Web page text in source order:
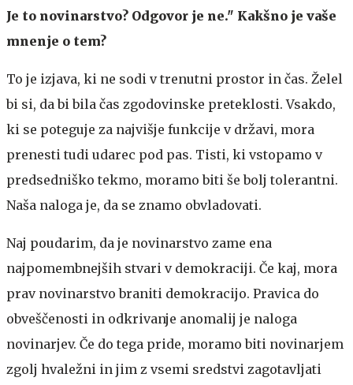
Je to novinarstvo? Odgovor je ne." Kakšno je vaše
mnenje o tem?
To je izjava, ki ne sodi v trenutni prostor in čas. Želel
bi si, da bi bila čas zgodovinske preteklosti. Vsakdo,
ki se poteguje za najvišje funkcije v državi, mora
prenesti tudi udarec pod pas. Tisti, ki vstopamo v
predsedniško tekmo, moramo biti še bolj tolerantni.
Naša naloga je, da se znamo obvladovati.
Naj poudarim, da je novinarstvo zame ena
najpomembnejših stvari v demokraciji. Če kaj, mora
prav novinarstvo braniti demokracijo. Pravica do
obveščenosti in odkrivanje anomalij je naloga
novinarjev. Če do tega pride, moramo biti novinarjem
zgolj hvaležni in jim z vsemi sredstvi zagotavljati